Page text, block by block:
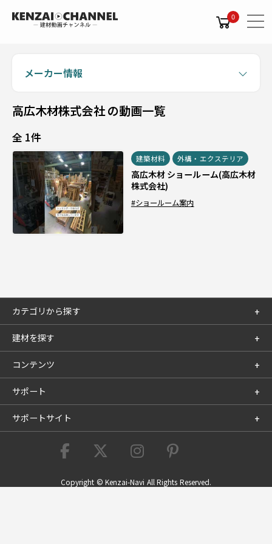
0
メーカー情報
高広木材株式会社 の動画一覧
全 1件
建築材料 外構・エクステリア
高広木材 ショールーム(高広木材
株式会社)
#ショールーム案内
カテゴリから探す
建材を探す
コンテンツ
サポート
サポートサイト
Copyright © Kenzai-Navi All Rights Reserved.